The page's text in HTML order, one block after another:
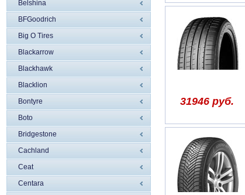
Belshina
BFGoodrich
Big O Tires
Blackarrow
Blackhawk
Blacklion
Bontyre
Boto
Bridgestone
Cachland
Ceat
Centara
31946 руб.